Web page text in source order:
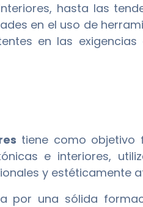
hasta las
en el uso de
en las
tiene como objetivo
e interiores,
y estéticamente
por una sólida